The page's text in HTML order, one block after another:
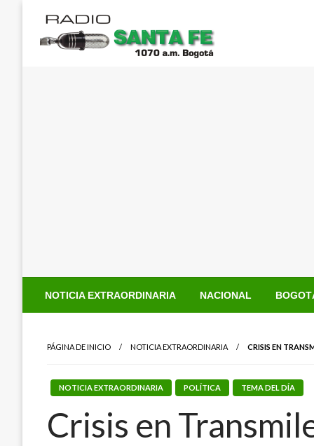
contenido
NOTICIA EXTRAORDINARIA NACIONAL
PÁGINA DE INICIO NOTICIA EXTRAORDINARIA CRISIS EN
NOTICIA EXTRAORDINARIA POLÍTICA TEMA DEL DÍA
Crisis en